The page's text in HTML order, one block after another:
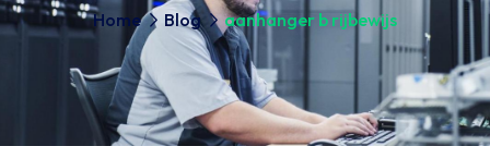
Home Blog aanhanger b rijbewijs